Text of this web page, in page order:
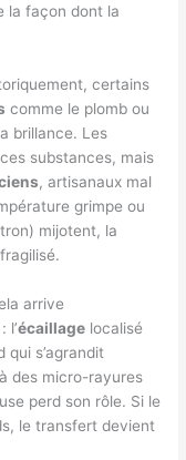
la façon dont la
certains
comme le plomb ou
brillance. Les
substances, mais
, artisanaux mal
grimpe ou
mijotent, la
arrive
l’écaillage localisé
s’agrandit
des micro-rayures
perd son rôle. Si le
le transfert devient